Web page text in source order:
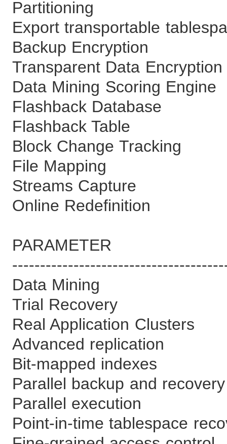
Partitioning
Export transportable
Backup
Transparent Data
Data Mining
Flashback
Flashback
Block Change
File
Streams
Online
Data
Trial
Real Application
Advanced
Bit-mapped
Parallel backup and
Parallel
Point-in-time